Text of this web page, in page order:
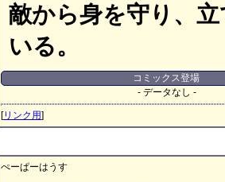
敵から身を守り、
いる。
コミックス登場
- データなし -
[リンク用]
ぺーぱーはうす